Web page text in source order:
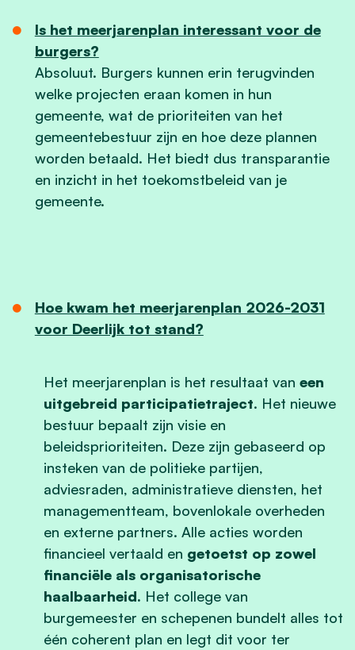
Is het meerjarenplan interessant voor de
burgers?
Absoluut. Burgers kunnen erin terugvinden
welke projecten eraan komen in hun
gemeente, wat de prioriteiten van het
gemeentebestuur zijn en hoe deze plannen
worden betaald. Het biedt dus transparantie
en inzicht in het toekomstbeleid van je
gemeente.
Hoe kwam het meerjarenplan 2026-2031
voor Deerlijk tot stand?
Het meerjarenplan is het resultaat van een
uitgebreid participatietraject. Het nieuwe
bestuur bepaalt zijn visie en
beleidsprioriteiten. Deze zijn gebaseerd op
insteken van de politieke partijen,
adviesraden, administratieve diensten, het
managementteam, bovenlokale overheden
en externe partners. Alle acties worden
financieel vertaald en getoetst op zowel
financiële als organisatorische
haalbaarheid. Het college van
burgemeester en schepenen bundelt alles tot
één coherent plan en legt dit voor ter